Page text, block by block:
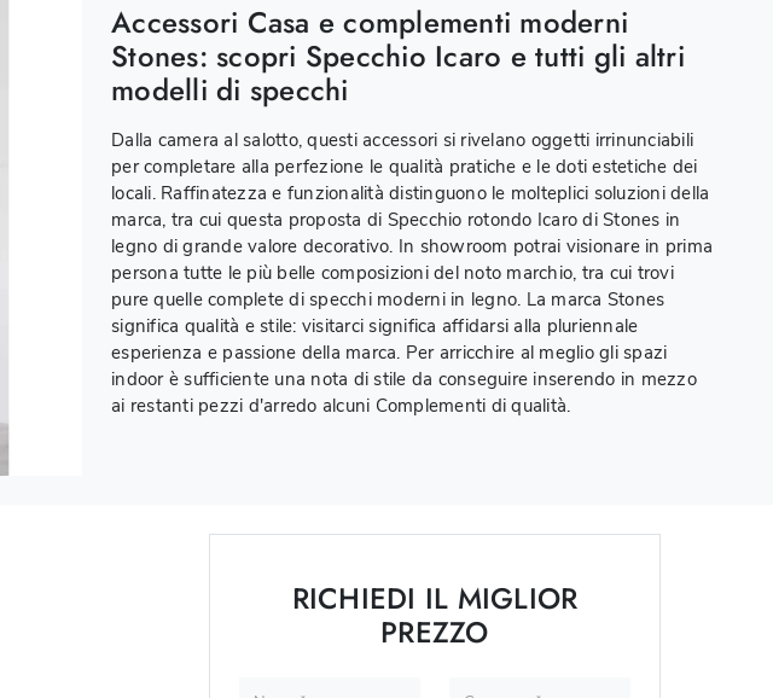
Accessori Casa e complementi moderni
Stones: scopri Specchio Icaro e tutti gli altri
modelli di specchi
Dalla camera al salotto, questi accessori si rivelano oggetti irrinunciabili
per completare alla perfezione le qualità pratiche e le doti estetiche dei
locali. Raffinatezza e funzionalità distinguono le molteplici soluzioni della
marca, tra cui questa proposta di Specchio rotondo Icaro di Stones in
legno di grande valore decorativo. In showroom potrai visionare in prima
persona tutte le più belle composizioni del noto marchio, tra cui trovi
pure quelle complete di specchi moderni in legno. La marca Stones
significa qualità e stile: visitarci significa affidarsi alla pluriennale
esperienza e passione della marca. Per arricchire al meglio gli spazi
indoor è sufficiente una nota di stile da conseguire inserendo in mezzo
ai restanti pezzi d'arredo alcuni Complementi di qualità.
RICHIEDI IL MIGLIOR
PREZZO